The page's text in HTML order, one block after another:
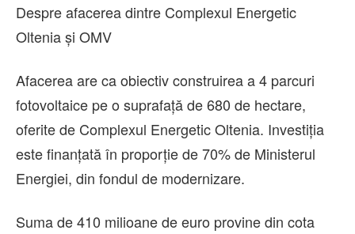
Despre afacerea dintre Complexul Energetic
Oltenia și OMV
Afacerea are ca obiectiv construirea a 4 parcuri
fotovoltaice pe o suprafață de 680 de hectare,
oferite de Complexul Energetic Oltenia. Investiția
este finanțată în proporție de 70% de Ministerul
Energiei, din fondul de modernizare.
Suma de 410 milioane de euro provine din cota